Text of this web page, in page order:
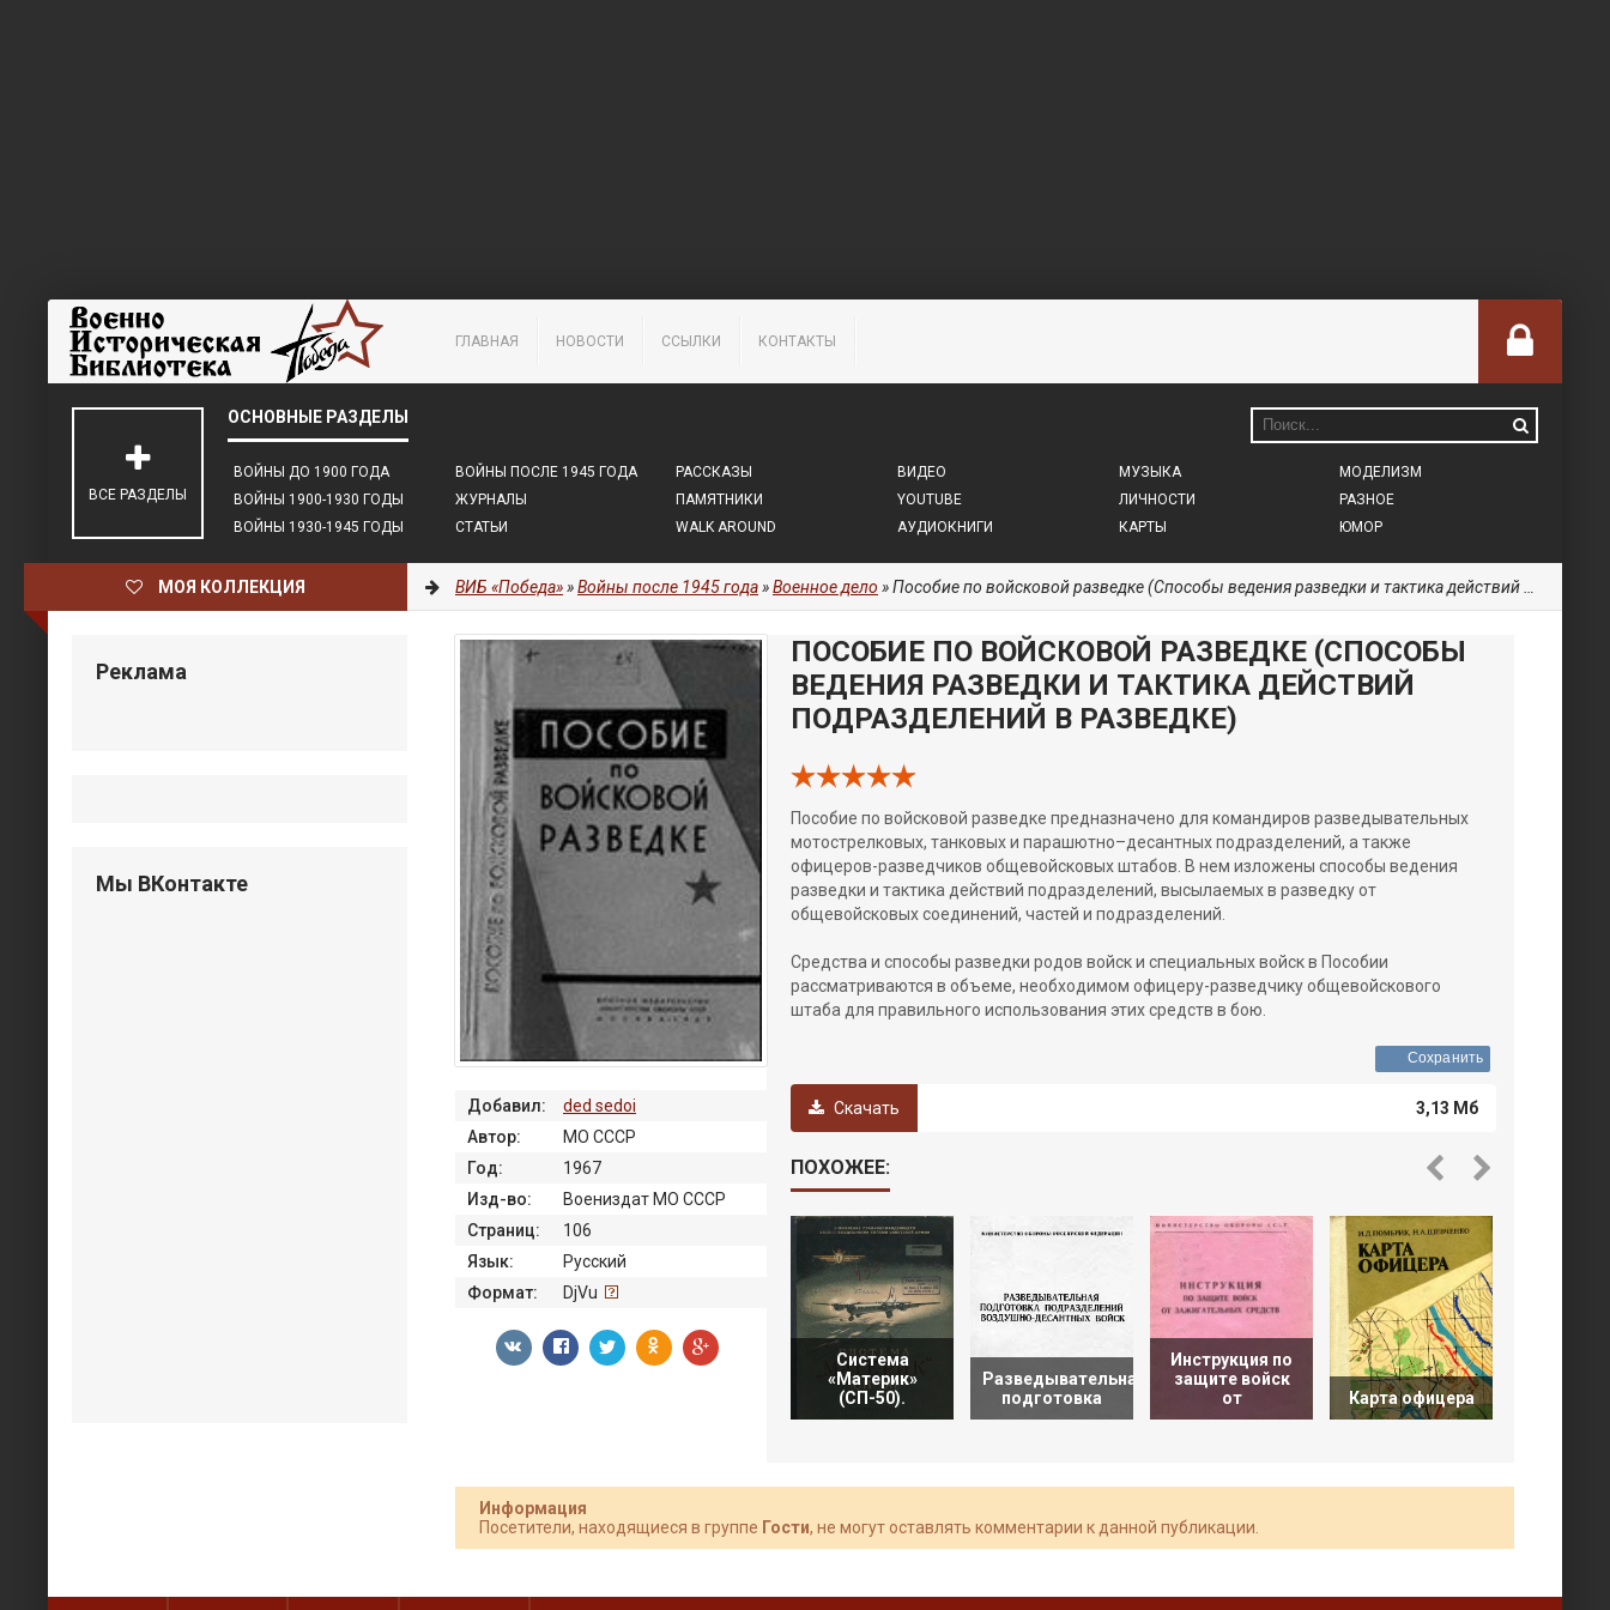
ГЛАВНАЯ НОВОСТИ ССЫЛКИ КОНТАКТЫ
ВОЙНЫ ДО 1900 ГОДА
ВОЙНЫ 1900-1930 ГОДЫ
ВОЙНЫ 1930-1945 ГОДЫ
ВОЙНЫ ПОСЛЕ 1945 ГОДА
ЖУРНАЛЫ
СТАТЬИ
РАССКАЗЫ
ПАМЯТНИКИ
WALK AROUND
ВИДЕО
YOUTUBE
АУДИОКНИГИ
МУЗЫКА
ЛИЧНОСТИ
КАРТЫ
МОДЕЛИЗМ
РАЗНОЕ
ЮМОР
ВСЕ РАЗДЕЛЫ
МОЯ КОЛЛЕКЦИЯ ВИБ «Победа»»Войны после 1945 года»Военное дело » Пособие по войсковой разведке (Способы ведения разведки и тактика действий подразделений в разведке)
ПОСОБИЕ ПО ВОЙСКОВОЙ РАЗВЕДКЕ (СПОСОБЫ
ВЕДЕНИЯ РАЗВЕДКИ И ТАКТИКА ДЕЙСТВИЙ
ПОДРАЗДЕЛЕНИЙ В РАЗВЕДКЕ)
Пособие по войсковой разведке предназначено для командиров разведывательных
мотострелковых, танковых и парашютно–десантных подразделений, а также
офицеров-разведчиков общевойсковых штабов. В нем изложены способы ведения
разведки и тактика действий подразделений, высылаемых в разведку от
общевойсковых соединений, частей и подразделений.
Средства и способы разведки родов войск и специальных войск в Пособии
рассматриваются в объеме, необходимом офицеру-разведчику общевойскового
штаба для правильного использования этих средств в бою.
Сохранить
Скачать 3,13 Мб
Добавил:
ded sedoi
Автор:
МО СССР
Год:
1967
Изд-во:
Воениздат МО СССР
Страниц:
106
Язык:
Русский
Формат:
DjVu
ПОХОЖЕЕ:
Система
«Материк»
(СП-50).
Разведывательная
подготовка
Инструкция по
защите войск
от
Карта офицера
Информация
Посетители, находящиеся в группе Гости, не могут оставлять комментарии к данной публикации.
Реклама
Мы ВКонтакте